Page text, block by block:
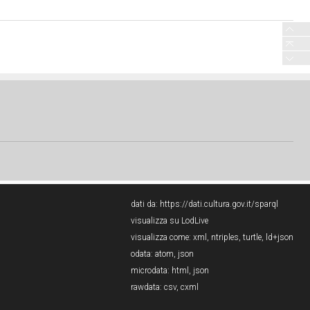
dati da: https://dati.cultura.gov.it/sparql
visualizza su LodLive
visualizza come: xml , ntriples, turtle, ld+json
odata: atom, json
microdata: html , json
rawdata: csv, cxml